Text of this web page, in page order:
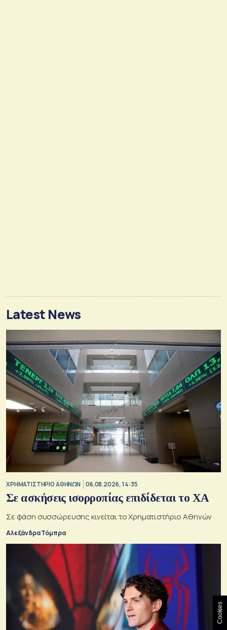
Latest News
XΡΗΜΑΤΙΣΤΗΡΙΟ ΑΘΗΝΩΝ 06.08.2026, 14:35
Σε ασκήσεις ισορροπίας επιδίδεται το ΧΑ
Σε φάση συσσώρευσης κινείται το Χρηματιστήριο Αθηνών
Αλεξάνδρα Τόμπρα
Cookies